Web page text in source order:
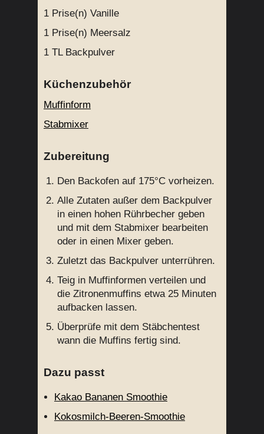
1 Prise(n) Vanille
1 Prise(n) Meersalz
1 TL Backpulver
Küchenzubehör
Muffinform
Stabmixer
Zubereitung
Den Backofen auf 175°C vorheizen.
Alle Zutaten außer dem Backpulver
in einen hohen Rührbecher geben
und mit dem Stabmixer bearbeiten
oder in einen Mixer geben.
Zuletzt das Backpulver unterrühren.
Teig in Muffinformen verteilen und
die Zitronenmuffins etwa 25 Minuten
aufbacken lassen.
Überprüfe mit dem Stäbchentest
wann die Muffins fertig sind.
Dazu passt
Kakao Bananen Smoothie
Kokosmilch-Beeren-Smoothie